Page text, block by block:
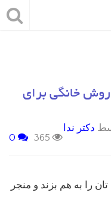
دلایل اصلی گریه نوزادان| ۹ روش خانگی برای
دکتر ندا
365
را به هم بزند و منجر